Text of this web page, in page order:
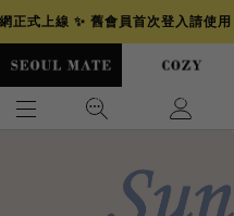
正式上線 ✨ 舊會員首次登入請使